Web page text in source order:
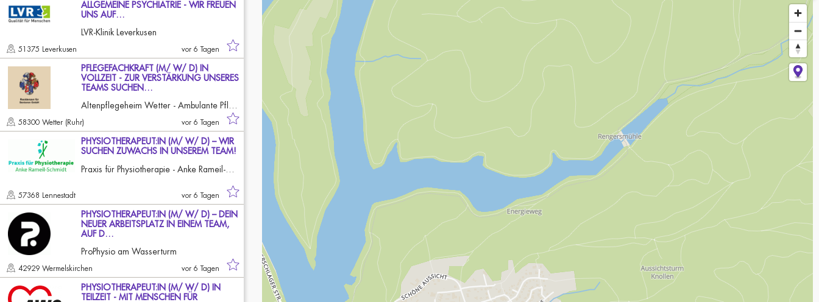
ALLGEMEINE PSYCHIATRIE - WIR FREUEN
UNS AUF…
LVR-Klinik Leverkusen
51375 Leverkusen vor 6 Tagen
PFLEGEFACHKRAFT (M/ W/ D) IN
VOLLZEIT - ZUR VERSTÄRKUNG UNSERES
TEAMS SUCHEN…
58300 Wetter (Ruhr) vor 6 Tagen
PHYSIOTHERAPEUT:IN (M/ W/ D) – WIR
SUCHEN ZUWACHS IN UNSEREM TEAM!
57368 Lennestadt vor 6 Tagen
PHYSIOTHERAPEUT:IN (M/ W/ D) – DEIN
NEUER ARBEITSPLATZ IN EINEM TEAM,
AUF D…
ProPhysio am Wasserturm
42929 Wermelskirchen vor 6 Tagen
PHYSIOTHERAPEUT:IN (M/ W/ D) IN
TEILZEIT - MIT MENSCHEN FÜR